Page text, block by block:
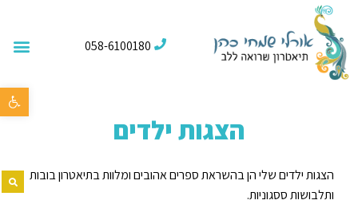
פתח
058-6100180
הצגות ילדים
הצגות ילדים שלי הן בהשראת ספרים אהובים ומלוות בתיאטרון בובות
ותלבושות ססגוניות.